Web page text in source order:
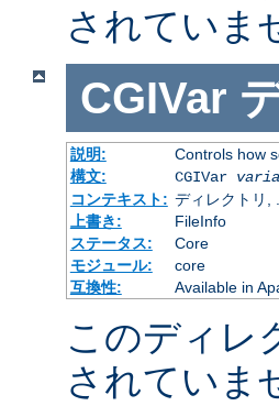
されていま
CGIVar
説明:
Controls how
構文:
CGIVar
コンテキスト: ディレクトリ,
上書き:
FileInfo
ステータス:
Core
モジュール:
core
互換性:
Available in
このディレ
されていま